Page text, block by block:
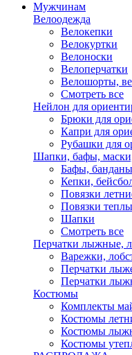
Мужчинам
Велоодежда
Велокепки
Велокуртки
Велоноски
Велоперчатки
Велошорты,
Смотреть все
Нейлон для
Брюки для
Капри для
Рубашки для
Шапки, бафы,
Бафы, банданы
Кепки,
Повязки
Повязки
Шапки
Смотреть все
Перчатки лыжные,
Варежки,
Перчатки
Перчатки
Костюмы
Комплекты
Костюмы
Костюмы
Костюмы